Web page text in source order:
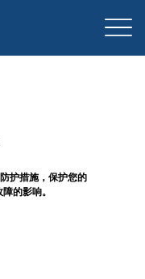
护措施，保护您的
的影响。